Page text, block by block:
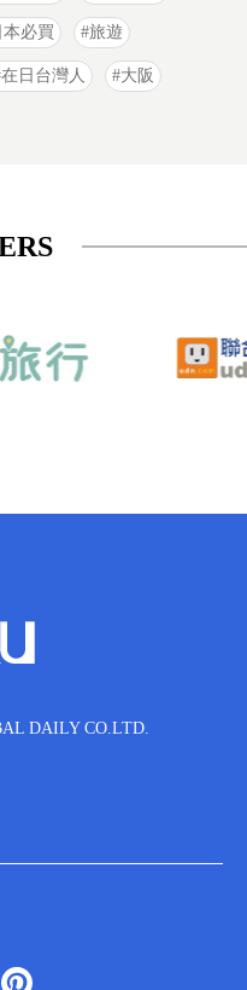
本必買 旅遊
在日台灣人 大阪
DAILY CO.LTD.